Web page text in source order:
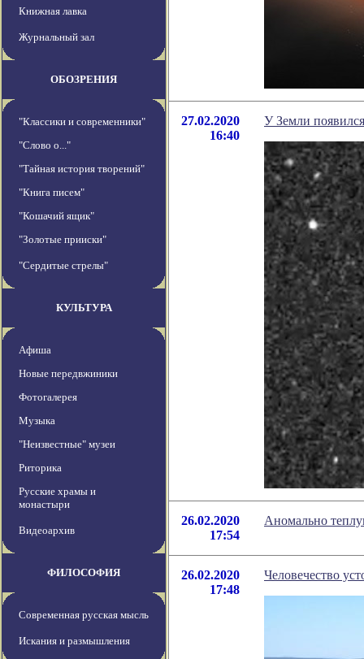
Книжная лавка
Журнальный зал
ОБОЗРЕНИЯ
"Классики и современники"
"Слово о..."
"Тайная история творений"
"Книга писем"
"Кошачий ящик"
"Золотые прииски"
"Сердитые стрелы"
КУЛЬТУРА
Афиша
Новые передвжиники
Фотогалерея
Музыка
"Неизвестные" музеи
Риторика
Русские храмы и
монастыри
Видеоархив
ФИЛОСОФИЯ
Современная русская мысль
Искания и размышления
27.02.2020
16:40
У Земли
26.02.2020
17:54
Аномально
26.02.2020
17:48
Человечество